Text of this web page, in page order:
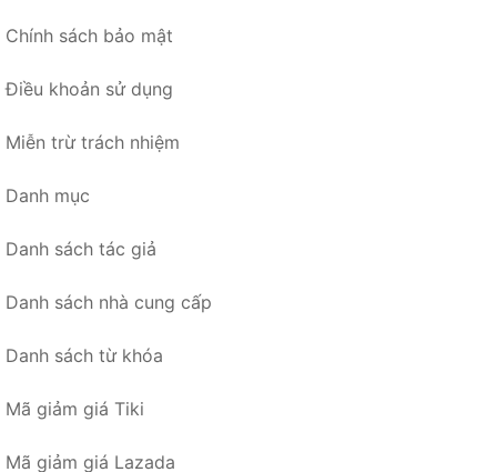
Chính sách bảo mật
Điều khoản sử dụng
Miễn trừ trách nhiệm
Danh mục
Danh sách tác giả
Danh sách nhà cung cấp
Danh sách từ khóa
Mã giảm giá Tiki
Mã giảm giá Lazada